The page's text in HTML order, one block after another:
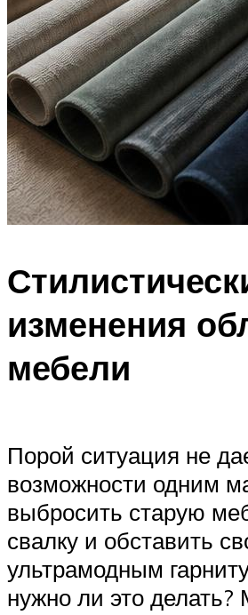
изменения
мебели
Порой ситуация не
возможности одним
выбросить старую
свалку и обставить
ультрамодным
нужно ли это делать?